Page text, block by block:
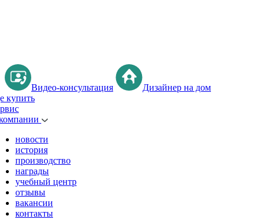
Видео-консультация
Дизайнер на дом
купить
новости
история
производство
награды
учебный центр
отзывы
вакансии
контакты